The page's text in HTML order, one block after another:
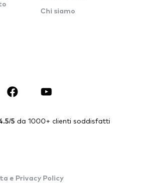
Chi siamo
5 da 1000+ clienti soddisfatti
e Privacy Policy